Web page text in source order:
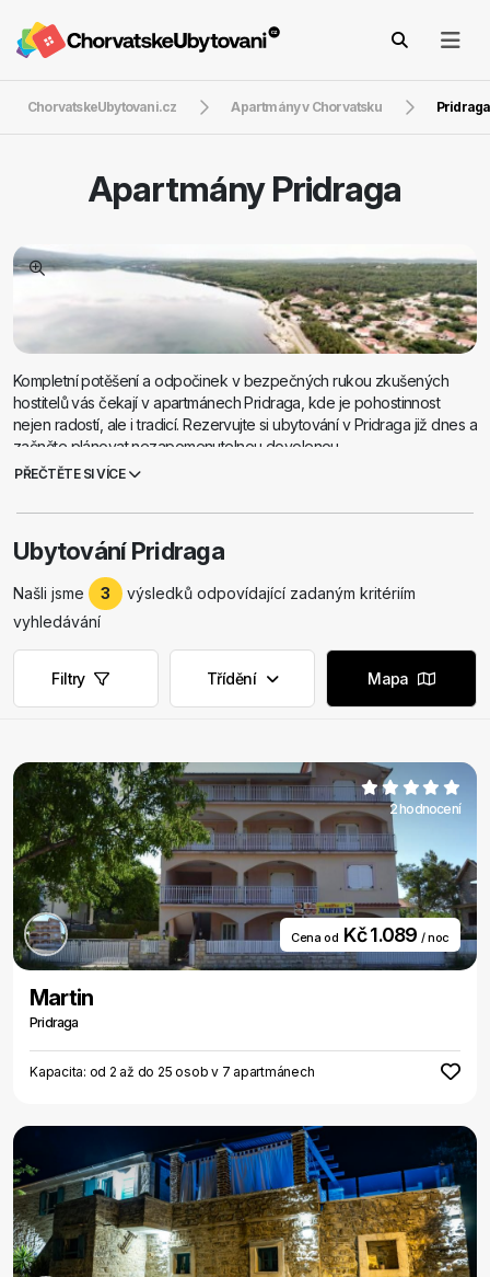
ChorvatskeUbytovani.cz Apartmány v Chorvatsku Pridraga
ApartmányPridraga
Kompletní potěšení a odpočinek v bezpečných rukou zkušených
hostitelů vás čekají v apartmánech Pridraga, kde je pohostinnost
nejen radostí, ale i tradicí. Rezervujte si ubytování v Pridraga již dnes a
začněte plánovat nezapomenutelnou dovolenou.
PŘEČTĚTE SI VÍCE
Ubytování Pridraga
Našli jsme 3
výsledků odpovídající zadaným kritériím
vyhledávání
Filtry Třídění Mapa
2 hodnocení
Cena od Kč 1.089 / noc
Martin
Pridraga
Kapacita: od 2 až do 25 osob v 7 apartmánech